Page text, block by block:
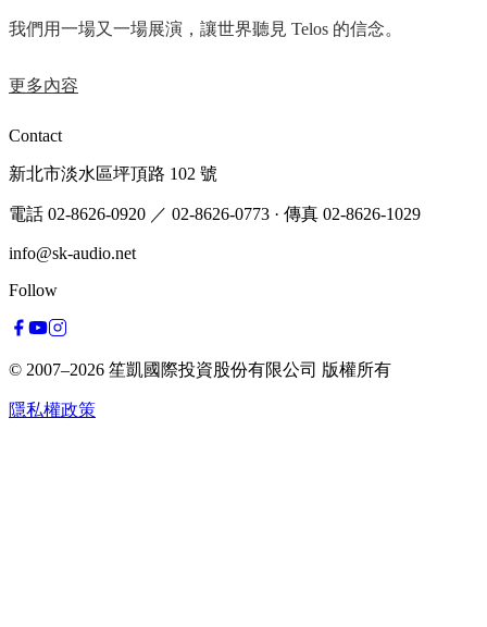
我們用一場又一場展演，讓世界聽見 Telos 的信念。
更多內容
Contact
新北市淡水區坪頂路 102 號
電話 02-8626-0920 ／ 02-8626-0773 · 傳真 02-8626-1029
info@sk-audio.net
Follow
© 2007–2026 笙凱國際投資股份有限公司 版權所有
隱私權政策